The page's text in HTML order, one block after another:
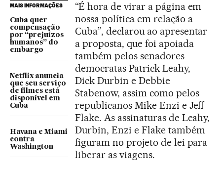
MAIS INFORMAÇÕES
Cuba quer
compensação
por “prejuízos
humanos” do
embargo
Netflix anuncia
que seu serviço
de filmes está
disponível em
Cuba
Havana e Miami
contra
Washington
“É hora de virar a página em
nossa política em relação a
Cuba”, declarou ao apresentar
a proposta, que foi apoiada
também pelos senadores
democratas Patrick Leahy,
Dick Durbin e Debbie
Stabenow, assim como pelos
republicanos Mike Enzi e Jeff
Flake. As assinaturas de Leahy,
Durbin, Enzi e Flake também
figuram no projeto de lei para
liberar as viagens.